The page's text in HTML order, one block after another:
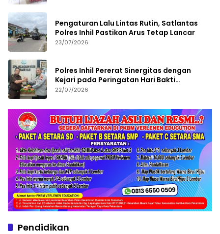
Pengaturan Lalu Lintas Rutin, Satlantas
Polres Inhil Pastikan Arus Tetap Lancar
23/07/2026
Polres Inhil Pererat Sinergitas dengan
Kejari pada Peringatan Hari Bakti
Adhyaksa ke-66
22/07/2026
Pendidikan